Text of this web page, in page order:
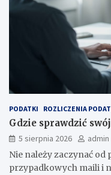
PODATKI ROZLICZENIA
Gdzie sprawdzić
5 sierpnia 2026
admin
Nie należy zaczynać
przypadkowych maili i